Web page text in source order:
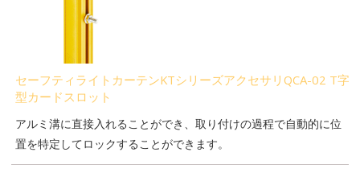
セーフティライトカーテンKTシリーズアクセサリQCA-02 T字
型カードスロット
アルミ溝に直接入れることができ、取り付けの過程で自動的に位
置を特定してロックすることができます。